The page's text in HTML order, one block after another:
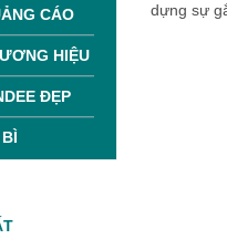
CÁO
HIỆU
ĐẸP
dựng sự